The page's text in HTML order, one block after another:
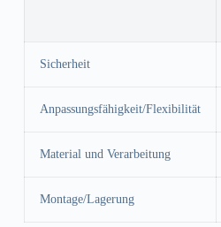
Sicherheit
Anpassungsfähigkeit/Flexibilität
Material und Verarbeitung
Montage/Lagerung